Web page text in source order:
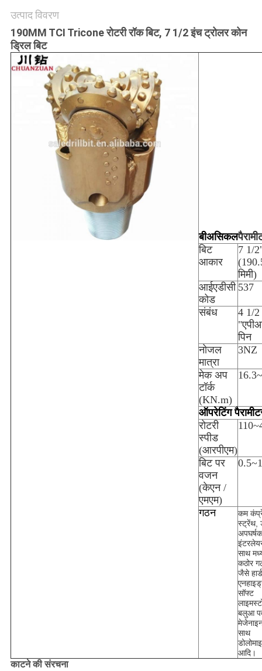
उत्पाद विवरण
190MM TCI Tricone रोटरी रॉक बिट, 7 1/2 इंच ट्रोलर कोन
ड्रिल बिट
बीअसिकल
बिट
आकार
7 1/
मिमी)
आईएडीसी
कोड
537
संबंध
4 1/2
पिन
नोजल
मात्रा
3NZ
मेक अप
टॉर्क
(KN.m)
ऑपरेटिंग
रोटरी
स्पीड
(आरपीएम)
बिट पर
वजन
(केएन /
एमएम)
गठन
कम
स्ट्रेंथ,
अपघर्षक
साथ
कठोर
जैसे
सॉफ्ट
बलुआ
साथ
आदि।
काटने की संरचना